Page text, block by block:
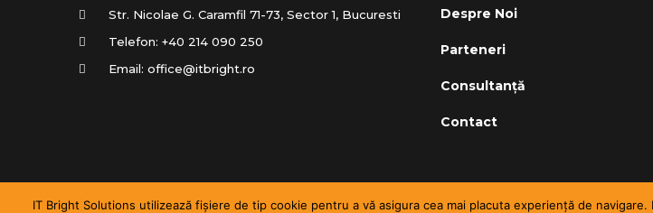
Str. Nicolae G. Caramfil 71-73, Sector 1, Bucuresti
Telefon: +40 214 090 250
Email: office@itbright.ro
Despre Noi
Parteneri
Consultanță
Contact
IT Bright Solutions utilizează fișiere de tip cookie pentru a vă asigura cea mai placuta experiență de